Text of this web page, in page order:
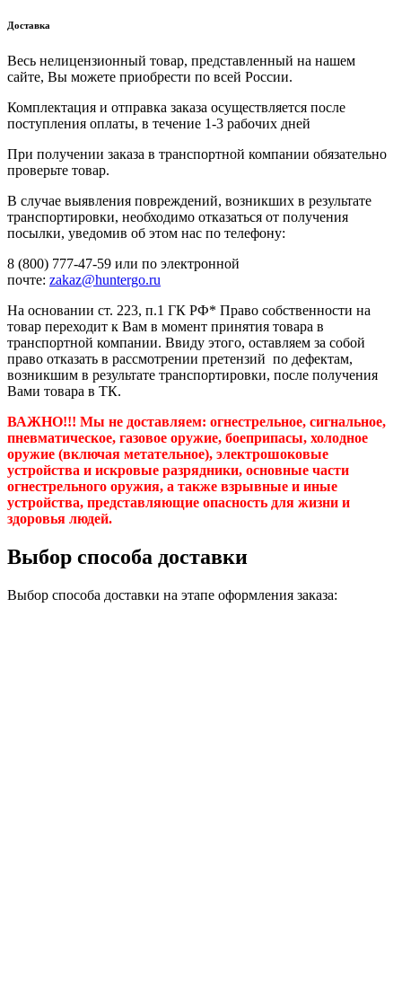
Доставка
Весь нелицензионный товар, представленный на нашем
сайте, Вы можете приобрести по всей России.
Комплектация и отправка заказа осуществляется после
поступления оплаты, в течение 1-3 рабочих дней
При получении заказа в транспортной компании обязательно
проверьте товар.
В случае выявления повреждений, возникших в результате
транспортировки, необходимо отказаться от получения
посылки, уведомив об этом нас по телефону:
8 (800) 777-47-59 или по электронной
почте: zakaz@huntergo.ru
На основании ст. 223, п.1 ГК РФ* Право собственности на
товар переходит к Вам в момент принятия товара в
транспортной компании. Ввиду этого, оставляем за собой
право отказать в рассмотрении претензий по дефектам,
возникшим в результате транспортировки, после получения
Вами товара в ТК.
ВАЖНО!!! Мы не доставляем: огнестрельное, сигнальное,
пневматическое, газовое оружие, боеприпасы, холодное
оружие (включая метательное), электрошоковые
устройства и искровые разрядники, основные части
огнестрельного оружия, а также взрывные и иные
устройства, представляющие опасность для жизни и
здоровья людей.
Выбор способа доставки
Выбор способа доставки на этапе оформления заказа: